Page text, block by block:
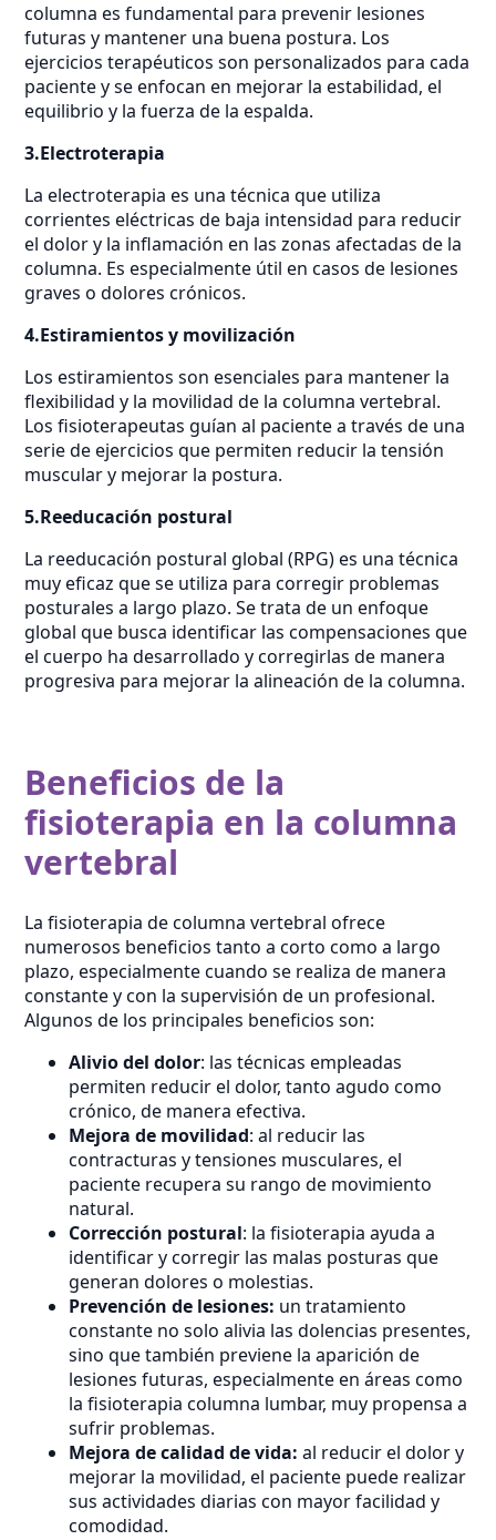
columna es fundamental para prevenir lesiones
futuras y mantener una buena postura. Los
ejercicios terapéuticos son personalizados para cada
paciente y se enfocan en mejorar la estabilidad, el
equilibrio y la fuerza de la espalda.
3.Electroterapia
La electroterapia es una técnica que utiliza
corrientes eléctricas de baja intensidad para reducir
el dolor y la inflamación en las zonas afectadas de la
columna. Es especialmente útil en casos de lesiones
graves o dolores crónicos.
4.Estiramientos y movilización
Los estiramientos son esenciales para mantener la
flexibilidad y la movilidad de la columna vertebral.
Los fisioterapeutas guían al paciente a través de una
serie de ejercicios que permiten reducir la tensión
muscular y mejorar la postura.
5.Reeducación postural
La reeducación postural global (RPG) es una técnica
muy eficaz que se utiliza para corregir problemas
posturales a largo plazo. Se trata de un enfoque
global que busca identificar las compensaciones que
el cuerpo ha desarrollado y corregirlas de manera
progresiva para mejorar la alineación de la columna.
Beneficios de la
fisioterapia en la columna
vertebral
La fisioterapia de columna vertebral ofrece
numerosos beneficios tanto a corto como a largo
plazo, especialmente cuando se realiza de manera
constante y con la supervisión de un profesional.
Algunos de los principales beneficios son:
Alivio del dolor: las técnicas empleadas
permiten reducir el dolor, tanto agudo como
crónico, de manera efectiva.
Mejora de movilidad: al reducir las
contracturas y tensiones musculares, el
paciente recupera su rango de movimiento
natural.
Corrección postural: la fisioterapia ayuda a
identificar y corregir las malas posturas que
generan dolores o molestias.
Prevención de lesiones: un tratamiento
constante no solo alivia las dolencias presentes,
sino que también previene la aparición de
lesiones futuras, especialmente en áreas como
la fisioterapia columna lumbar, muy propensa a
sufrir problemas.
Mejora de calidad de vida: al reducir el dolor y
mejorar la movilidad, el paciente puede realizar
sus actividades diarias con mayor facilidad y
comodidad.